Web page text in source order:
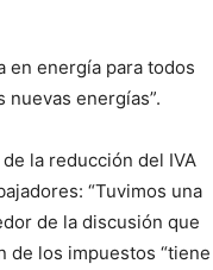
en energía para todos
energías”.
la reducción del IVA
“Tuvimos una
de la discusión que
de los impuestos “tiene